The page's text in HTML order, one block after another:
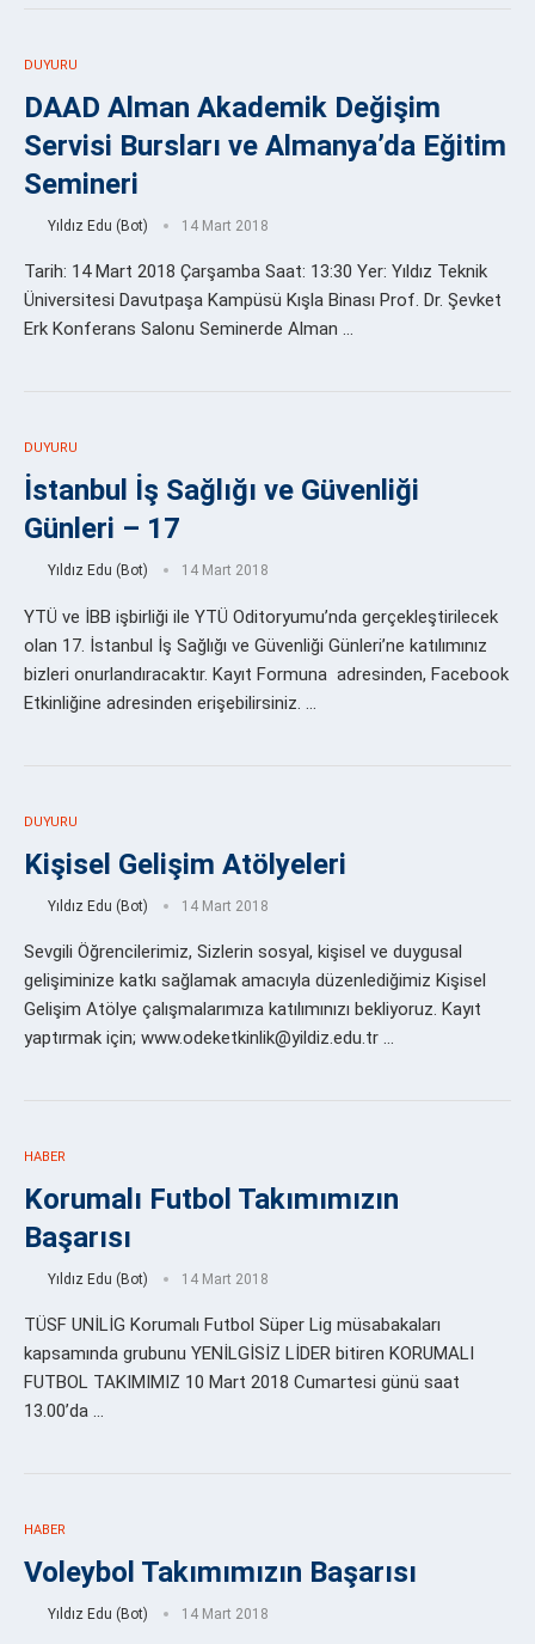
DUYURU
DAAD Alman Akademik Değişim
Servisi Bursları ve Almanya’da Eğitim
Semineri
Yıldız Edu (Bot) 14 Mart 2018
Tarih: 14 Mart 2018 Çarşamba Saat: 13:30 Yer: Yıldız Teknik
Üniversitesi Davutpaşa Kampüsü Kışla Binası Prof. Dr. Şevket
Erk Konferans Salonu Seminerde Alman …
DUYURU
İstanbul İş Sağlığı ve Güvenliği
Günleri – 17
Yıldız Edu (Bot) 14 Mart 2018
YTÜ ve İBB işbirliği ile YTÜ Oditoryumu’nda gerçekleştirilecek
olan 17. İstanbul İş Sağlığı ve Güvenliği Günleri’ne katılımınız
bizleri onurlandıracaktır. Kayıt Formuna adresinden, Facebook
Etkinliğine adresinden erişebilirsiniz. …
DUYURU
Kişisel Gelişim Atölyeleri
Yıldız Edu (Bot) 14 Mart 2018
Sevgili Öğrencilerimiz, Sizlerin sosyal, kişisel ve duygusal
gelişiminize katkı sağlamak amacıyla düzenlediğimiz Kişisel
Gelişim Atölye çalışmalarımıza katılımınızı bekliyoruz. Kayıt
yaptırmak için; www.odeketkinlik@yildiz.edu.tr …
HABER
Korumalı Futbol Takımımızın
Başarısı
Yıldız Edu (Bot) 14 Mart 2018
TÜSF UNİLİG Korumalı Futbol Süper Lig müsabakaları
kapsamında grubunu YENİLGİSİZ LİDER bitiren KORUMALI
FUTBOL TAKIMIMIZ 10 Mart 2018 Cumartesi günü saat
13.00’da …
HABER
Voleybol Takımımızın Başarısı
Yıldız Edu (Bot) 14 Mart 2018